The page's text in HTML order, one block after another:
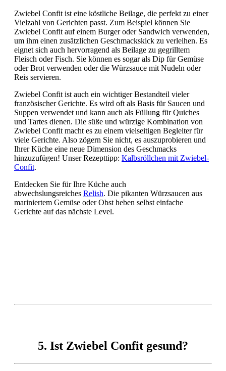
Zwiebel Confit ist eine köstliche Beilage, die perfekt zu einer
Vielzahl von Gerichten passt. Zum Beispiel können Sie
Zwiebel Confit auf einem Burger oder Sandwich verwenden,
um ihm einen zusätzlichen Geschmackskick zu verleihen. Es
eignet sich auch hervorragend als Beilage zu gegrilltem
Fleisch oder Fisch. Sie können es sogar als Dip für Gemüse
oder Brot verwenden oder die Würzsauce mit Nudeln oder
Reis servieren.
Zwiebel Confit ist auch ein wichtiger Bestandteil vieler
französischer Gerichte. Es wird oft als Basis für Saucen und
Suppen verwendet und kann auch als Füllung für Quiches
und Tartes dienen. Die süße und würzige Kombination von
Zwiebel Confit macht es zu einem vielseitigen Begleiter für
viele Gerichte. Also zögern Sie nicht, es auszuprobieren und
Ihrer Küche eine neue Dimension des Geschmacks
hinzuzufügen! Unser Rezepttipp: Kalbsröllchen mit Zwiebel-
Confit.
Entdecken Sie für Ihre Küche auch
abwechslungsreiches Relish. Die pikanten Würzsaucen aus
mariniertem Gemüse oder Obst heben selbst einfache
Gerichte auf das nächste Level.
5. Ist Zwiebel Confit gesund?